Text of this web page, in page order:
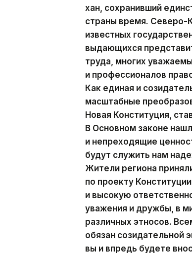
хан, сохранивший
страны время. Северо-
известных
выдающихся
труда, многих
и профессионалов
Как единая и
масштабные
Новая Конституция,
В Основном законе
и непреходящие
будут служить нам
Жители региона
по проекту
и высокую
уважения и дружбы, в
различных этносов.
обязан созидательной
вы и впредь будете